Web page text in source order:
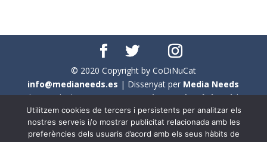
© 2020 Copyright by CoDiNuCat
info@medianeeds.es | Dissenyat per Media Needs
| Tots els drets reservats aCoDiNuCat |Avís legal|
Avís per cookies
En aquest web s'ha tingut en compte l'ús no sexista del
Utilitzem cookies de tercers i persistents per analitzar els
nostres serveis i/o mostrar publicitat relacionada amb les
preferències dels usuaris d’acord amb els seus hàbits de